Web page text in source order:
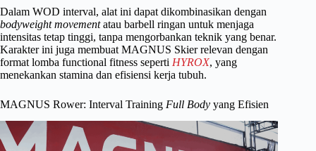
Dalam WOD interval, alat ini dapat dikombinasikan dengan
bodyweight movementatau barbell ringan untuk menjaga
intensitas tetap tinggi, tanpa mengorbankan teknik yang benar.
Karakter ini juga membuat MAGNUS Skier relevan dengan
format lomba functional fitness seperti HYROX, yang
menekankan stamina dan efisiensi kerja tubuh.
MAGNUS Rower: Interval Training Full Body yang Efisien